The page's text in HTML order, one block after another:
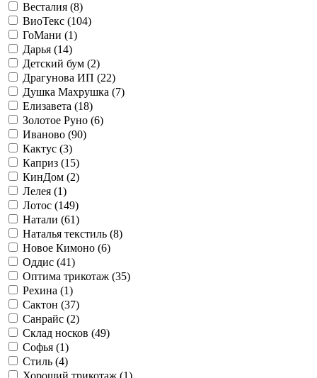
Весталия (8)
ВиоТекс (104)
ГоМани (1)
Дарья (14)
Детский бум (2)
Драгунова ИП (22)
Душка Махрушка (7)
Елизавета (18)
Золотое Руно (6)
Иваново (90)
Кактус (3)
Каприз (15)
КинДом (2)
Лелея (1)
Лотос (149)
Натали (61)
Наталья текстиль (8)
Новое Кимоно (6)
Оддис (41)
Оптима трикотаж (35)
Рехина (1)
Сактон (37)
Санрайс (2)
Склад носков (49)
Софья (1)
Стиль (4)